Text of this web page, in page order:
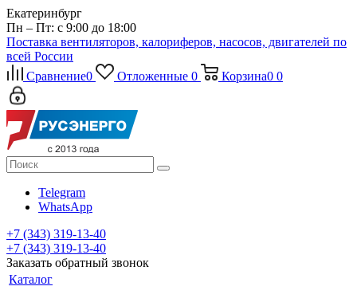
Екатеринбург
Пн – Пт: с 9:00 до 18:00
Поставка вентиляторов, калориферов, насосов, двигателей по
всей России
Сравнение0 Отложенные 0 Корзина0 0
Telegram
WhatsApp
+7 (343) 319-13-40
+7 (343) 319-13-40
Заказать обратный звонок
Каталог